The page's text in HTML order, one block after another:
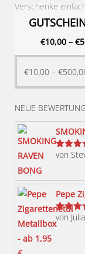
Verschenke
€10,00 – €
€10,00 – €
NEUE
Bewertet
von
Pepe
Bewertet
mit
von